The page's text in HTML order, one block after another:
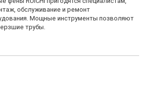
обслуживание и ремонт
Мощные инструменты позволяют
трубы.